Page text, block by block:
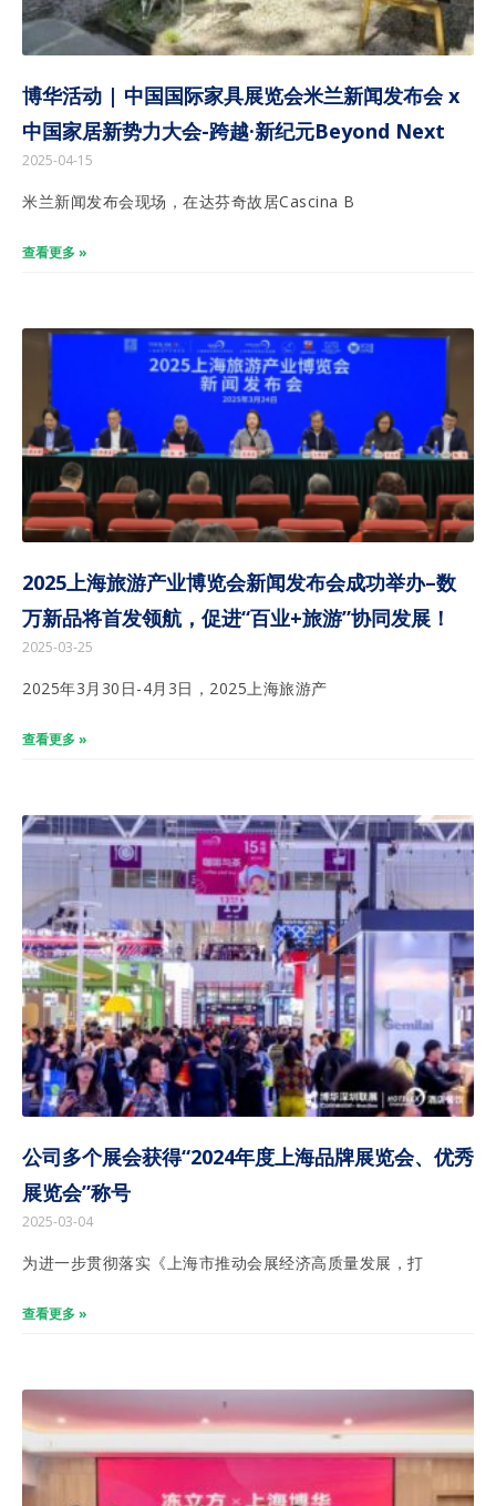
博华活动 | 中国国际家具展览会米兰新闻发布会 x
中国家居新势力大会-跨越·新纪元Beyond Next
2025-04-15
米兰新闻发布会现场，在达芬奇故居Cascina B
查看更多 »
2025上海旅游产业博览会新闻发布会成功举办–数
万新品将首发领航，促进“百业+旅游”协同发展！
2025-03-25
2025年3月30日-4月3日，2025上海旅游产
查看更多 »
公司多个展会获得“2024年度上海品牌展览会、优秀
展览会”称号
2025-03-04
为进一步贯彻落实《上海市推动会展经济高质量发展，打
查看更多 »